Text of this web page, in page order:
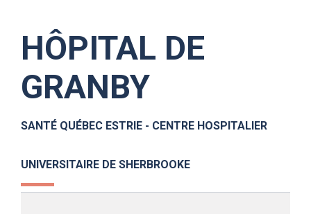
HÔPITAL DE
GRANBY
SANTÉ QUÉBEC ESTRIE - CENTRE HOSPITALIER
UNIVERSITAIRE DE SHERBROOKE